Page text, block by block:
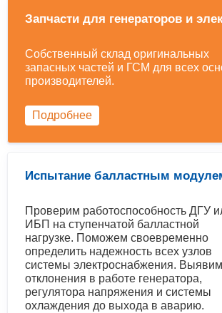
Запчасти для генераторов и
Собственный склад оригинальных
запасных частей и ГСМ для всех
производителей.
Подробнее
Испытание балластным
Проверим работоспособность ДГУ
ИБП на ступенчатой балластной
нагрузке. Поможем своевременно
определить надежность всех узлов
системы электроснабжения. Выявим
отклонения в работе генератора,
регулятора напряжения и системы
охлаждения до выхода в аварию.